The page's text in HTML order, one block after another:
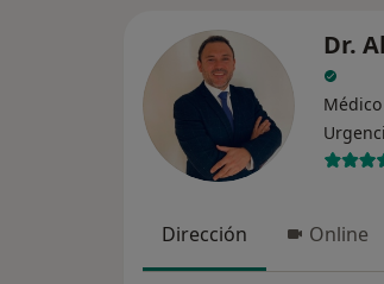
Dr.
Dirección Online